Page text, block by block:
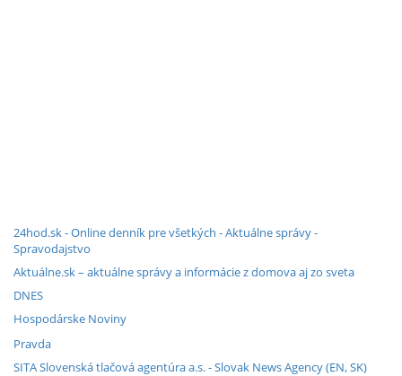
24hod.sk - Online denník pre všetkých - Aktuálne správy -
Spravodajstvo
Aktuálne.sk – aktuálne správy a informácie z domova aj zo sveta
DNES
Hospodárske Noviny
Pravda
SITA Slovenská tlačová agentúra a.s. - Slovak News Agency (EN, SK)